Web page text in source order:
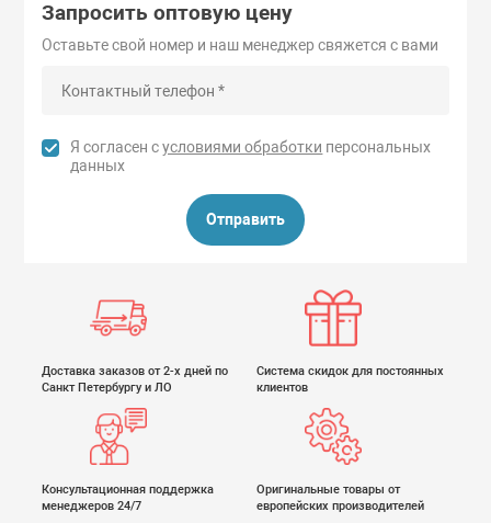
Запросить оптовую цену
Оставьте свой номер и наш менеджер свяжется с вами
Я согласен сусловиями обработки персональных
данных
Отправить
Доставка заказов от 2-х дней по
Санкт Петербургу и ЛО
Система скидок для постоянных
клиентов
Консультационная поддержка
менеджеров 24/7
Оригинальные товары от
европейских производителей